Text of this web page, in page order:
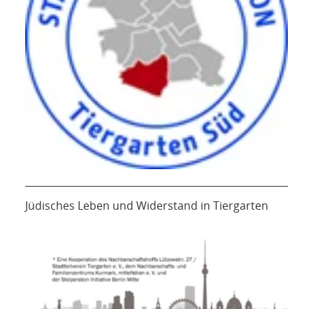
Jüdisches Leben und Widerstand in Tiergarten